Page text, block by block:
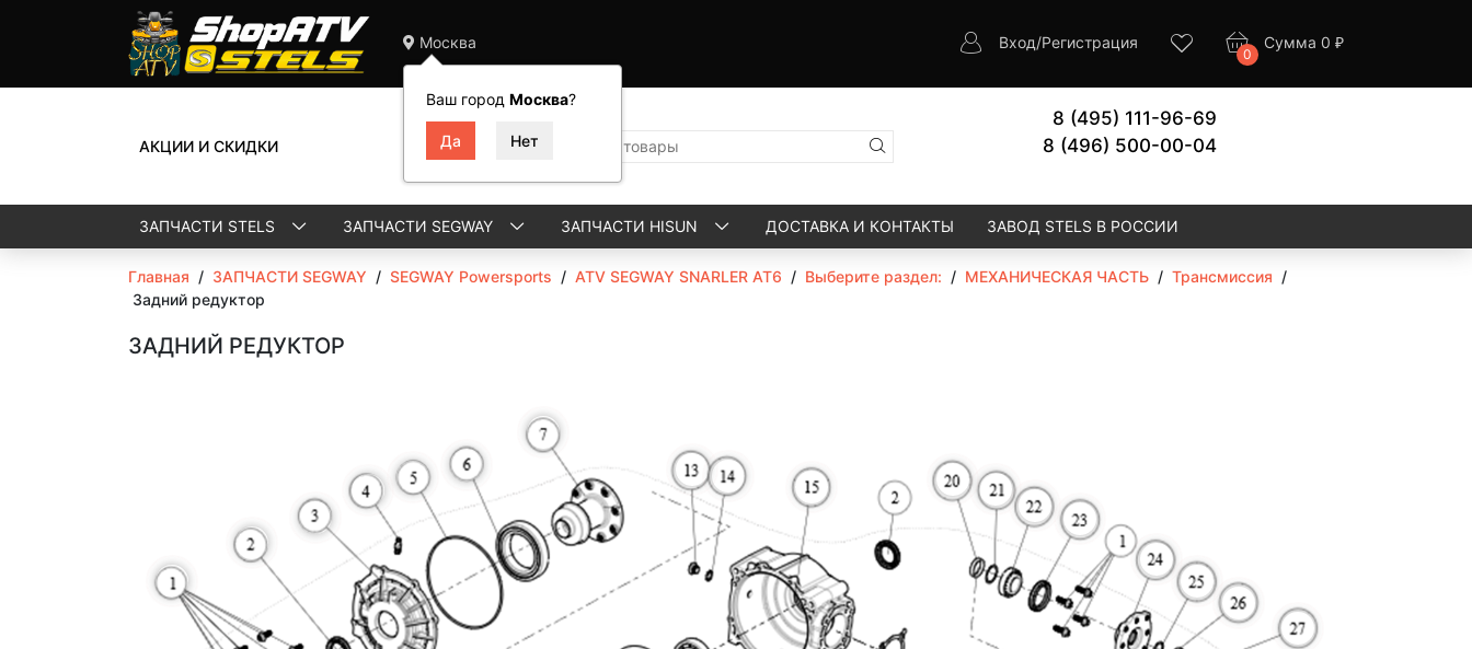
Москва
Ваш город Москва?
Вход/Регистрация
0
Сумма 0 ₽
АКЦИИ И СКИДКИ
8 (495) 111-96-69
8 (496) 500-00-04
ЗАПЧАСТИ STELS ЗАПЧАСТИ SEGWAY ЗАПЧАСТИ HISUN ДОСТАВКА И КОНТАКТЫ ЗАВОД STELS В РОССИИ
Главная / ЗАПЧАСТИ SEGWAY / SEGWAY Powersports / ATV SEGWAY SNARLER AT6 / Выберите раздел: / МЕХАНИЧЕСКАЯ ЧАСТЬ / Трансмиссия /
Задний редуктор
ЗАДНИЙ РЕДУКТОР
More
More
More
More
More
More
MoreMore
More More
More
More
More
More
More
More
More